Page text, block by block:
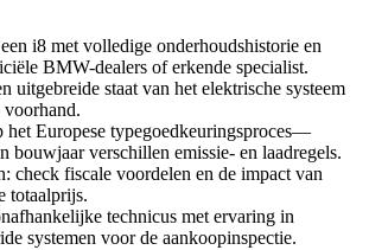
i8 met volledige onderhoudshistorie en
BMW-dealers of erkende specialist.
uitgebreide staat van het elektrische systeem
voorhand.
het Europese typegoedkeuringsproces—
bouwjaar verschillen emissie- en laadregels.
check fiscale voordelen en de impact van
totaalprijs.
technicus met ervaring in
systemen voor de aankoopinspectie.